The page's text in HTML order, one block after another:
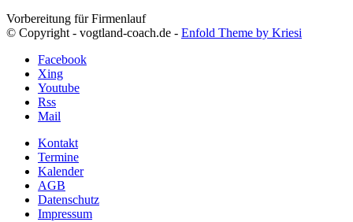
Vorbereitung für Firmenlauf
© Copyright - vogtland-coach.de - Enfold Theme by Kriesi
Facebook
Xing
Youtube
Rss
Mail
Kontakt
Termine
Kalender
AGB
Datenschutz
Impressum